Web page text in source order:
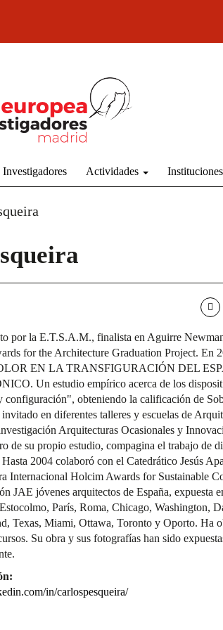
Investigadores Actividades Instituciones
por la E.T.S.A.M., finalista en Aguirre
for the Architecture Graduation Project. En
EN LA TRANSFIGURACIÓN DEL
Un estudio empírico acerca de los
configuración", obteniendo la calificación de
en diferentes talleres y escuelas de
Arquitecturas Ocasionales y
de su propio estudio, compagina el trabajo de
2004 colaboró con el Catedrático Jesús
Internacional Holcim Awards for Sustainable
JAE jóvenes arquitectos de España, expuesta
París, Roma, Chicago, Washington,
Texas, Miami, Ottawa, Toronto y Oporto. Ha
Su obra y sus fotografías han sido
in/carlospesqueira/